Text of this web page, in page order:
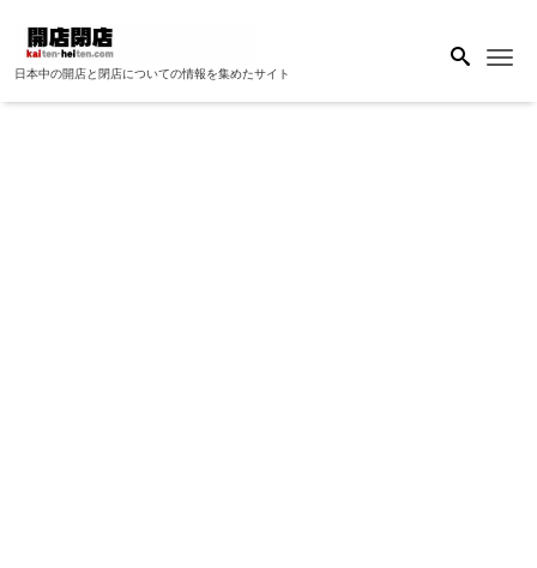
日本中の開店と閉店についての情報を集めたサイト